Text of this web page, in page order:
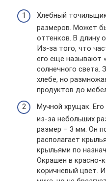
Хлебный
размеров. Может
оттенков. В длину
Из-за того, что
его еще называют
солнечного света.
хлебе, но
продуктов до
Мучной хрущак.
из-за небольших
размер – 3 мм. Он
располагает
крыльями по
Окрашен в красно-
коричневый цвет.